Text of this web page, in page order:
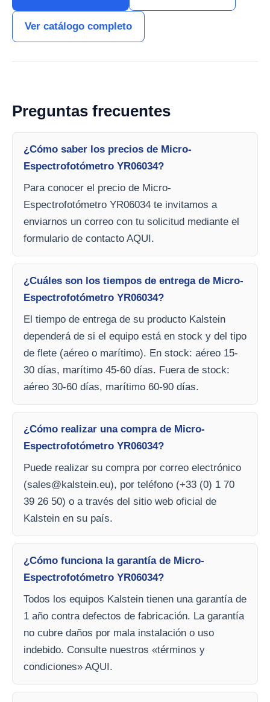
Ver catálogo completo
Preguntas frecuentes
¿Cómo saber los precios de Micro-
Espectrofotómetro YR06034?
Para conocer el precio de Micro-
Espectrofotómetro YR06034 te invitamos a
enviarnos un correo con tu solicitud mediante el
formulario de contacto AQUI.
¿Cuáles son los tiempos de entrega de Micro-
Espectrofotómetro YR06034?
El tiempo de entrega de su producto Kalstein
dependerá de si el equipo está en stock y del tipo
de flete (aéreo o marítimo). En stock: aéreo 15-
30 días, marítimo 45-60 días. Fuera de stock:
aéreo 30-60 días, marítimo 60-90 días.
¿Cómo realizar una compra de Micro-
Espectrofotómetro YR06034?
Puede realizar su compra por correo electrónico
(sales@kalstein.eu), por teléfono (+33 (0) 1 70
39 26 50) o a través del sitio web oficial de
Kalstein en su país.
¿Cómo funciona la garantía de Micro-
Espectrofotómetro YR06034?
Todos los equipos Kalstein tienen una garantía de
1 año contra defectos de fabricación. La garantía
no cubre daños por mala instalación o uso
indebido. Consulte nuestros «términos y
condiciones» AQUI.